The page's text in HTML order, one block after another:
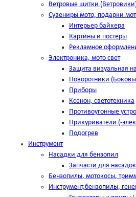
Ветровые щитки
Сувениры мото, подарки
Интерьер байкера
Картины и постеры
Рекламное
Электроника, мото свет
Защита визуальная
Поворотники
Приборы
Ксенон, светотехника
Противоугонные
Прикуриватели (-
Подогрев
Инструмент
Насадки для бензопил
Запчасти для насадок
Бензопилы, мотокосы,
Инструмент,бензопилы,